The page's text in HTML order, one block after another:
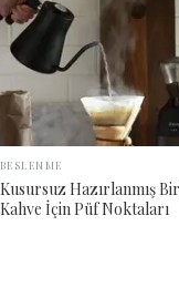
BESLENME
Kusursuz Hazırlanmış
Kahve İçin Püf Noktaları